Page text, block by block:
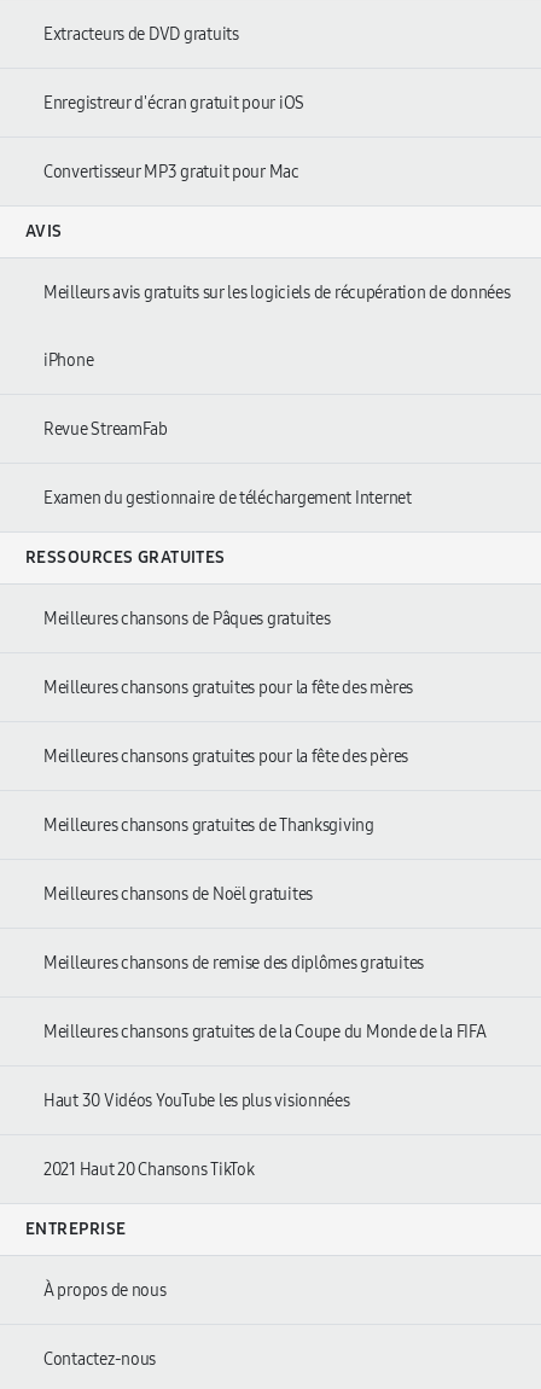
Extracteurs de DVD gratuits
Enregistreur d'écran gratuit pour iOS
Convertisseur MP3 gratuit pour Mac
AVIS
Meilleurs avis gratuits sur les logiciels de récupération de données
iPhone
Revue StreamFab
Examen du gestionnaire de téléchargement Internet
RESSOURCES GRATUITES
Meilleures chansons de Pâques gratuites
Meilleures chansons gratuites pour la fête des mères
Meilleures chansons gratuites pour la fête des pères
Meilleures chansons gratuites de Thanksgiving
Meilleures chansons de Noël gratuites
Meilleures chansons de remise des diplômes gratuites
Meilleures chansons gratuites de la Coupe du Monde de la FIFA
Haut 30 Vidéos YouTube les plus visionnées
2021 Haut 20 Chansons TikTok
ENTREPRISE
À propos de nous
Contactez-nous